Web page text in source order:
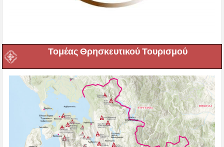
Τομέας Θρησκευτικού Τουρισμού